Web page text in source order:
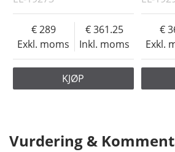
Exkl. moms
289
Inkl. moms
361.25
KJØP
Exkl.
Vurdering &